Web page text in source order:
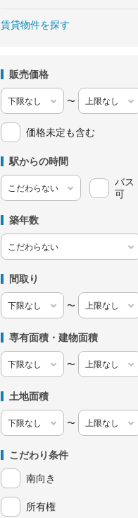
賃貸物件を探す
販売価格
〜
価格未定も含む
駅からの時間
バス
可
築年数
間取り
〜
専有面積・建物面積
〜
土地面積
〜
こだわり条件
南向き
所有権